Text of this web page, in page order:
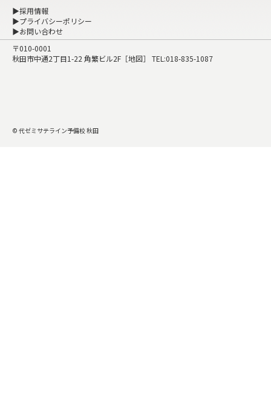
▶採用情報
▶プライバシーポリシー
▶お問い合わせ
〒010-0001
秋田市中通2丁目1-22 角繁ビル2F［地図］ TEL:018-835-1087
© 代ゼミサテライン予備校 秋田